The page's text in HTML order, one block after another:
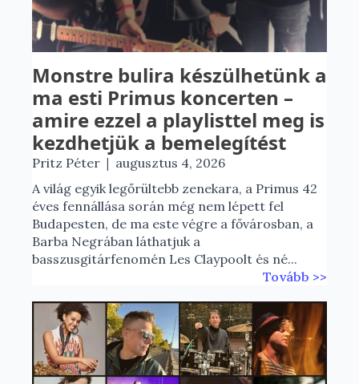
Monstre bulira készülhetünk a
ma esti Primus koncerten –
amire ezzel a playlisttel meg is
kezdhetjük a bemelegítést
Pritz Péter | augusztus 4, 2026
A világ egyik legőrültebb zenekara, a Primus 42
éves fennállása során még nem lépett fel
Budapesten, de ma este végre a fővárosban, a
Barba Negrában láthatjuk a
basszusgitárfenomén Les Claypoolt és né...
Tovább >>